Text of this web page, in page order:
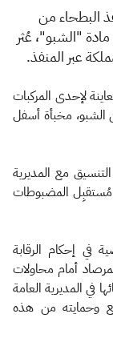
البطحاء من
كيلوجرام من مادة "الشبو"، عُثر
عبر المنفذ.
لإحدى المركبات
الشبو، مخبأة أسفل
مع المديرية
المضبوطات
في إحكام الرقابة
أمام محاولات
في المديرية العامة
وحمايته من هذه